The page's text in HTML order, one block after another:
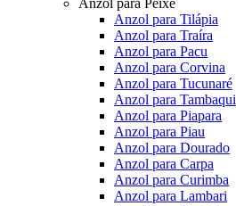
Anzol para Peixe
Anzol para Tilápia
Anzol para Traíra
Anzol para Pacu
Anzol para Corvina
Anzol para Tucunaré
Anzol para Tambaqui
Anzol para Piapara
Anzol para Piau
Anzol para Dourado
Anzol para Carpa
Anzol para Curimba
Anzol para Lambari